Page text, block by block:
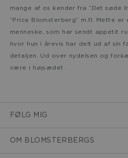
mange af os kender fra ”Det søde
”Price Blomsterberg” m.fl. Mette
menneske, som har sendt appetit
hvor hun i årevis har delt ud af sin
detaljen. Ud over nydelsen og
være i højsædet.
FØLG MIG
OM BLOMSTERBERGS